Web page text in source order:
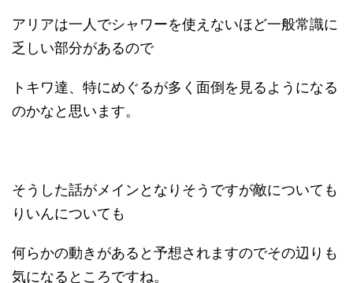
アリアは一人でシャワーを使えないほど一般常識に
乏しい部分があるので
トキワ達、特にめぐるが多く面倒を見るようになる
のかなと思います。
そうした話がメインとなりそうですが敵についても
りいんについても
何らかの動きがあると予想されますのでその辺りも
気になるところですね。